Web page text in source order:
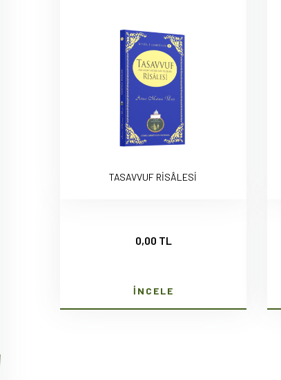
TASAVVUF RİSÂLESİ
0,00 TL
İNCELE